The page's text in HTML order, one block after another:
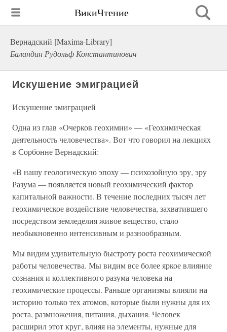
ВикиЧтение
Вернадский [Maxima-Library]
Баландин Рудольф Константинович
Искушение эмиграцией
Искушение эмиграцией
Одна из глав «Очерков геохимии» — «Геохимическая
деятельность человечества». Вот что говорил на лекциях
в Сорбонне Вернадский:
«В нашу геологическую эпоху — психозойную эру, эру
Разума — появляется новый геохимический фактор
капитальной важности. В течение последних тысяч лет
геохимическое воздействие человечества, захватившего
посредством земледелия живое вещество, стало
необыкновенно интенсивным и разнообразным.
Мы видим удивительную быстроту роста геохимической
работы человечества. Мы видим все более яркое влияние
сознания и коллективного разума человека на
геохимические процессы. Раньше организмы влияли на
историю только тех атомов, которые были нужны для их
роста, размножения, питания, дыхания. Человек
расширил этот круг, влияя на элементы, нужные для